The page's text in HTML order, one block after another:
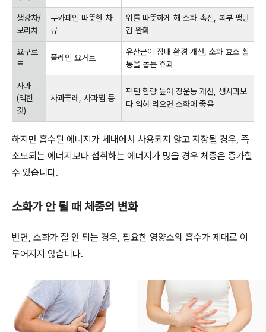
생강차/
보리차
무카페인 따뜻한 차
류
위를 따뜻하게 해 소화 촉진, 복부 팽만
감 완화
요구르
트
플레인 요거트
유산균이 장내 환경 개선, 소화 효소 활
동을 돕는 효과
사과
(익힌
것)
사과퓨레, 사과찜 등
펙틴 함량 높아 장운동 개선, 생사과보
다 익혀 먹으면 소화에 좋음
하지만 흡수된 에너지가 체내에서 사용되지 않고 저장될 경우, 즉
소모되는 에너지보다 섭취하는 에너지가 많을 경우 체중은 증가할
수 있습니다.
소화가 안 될 때 체중의 변화
반면, 소화가 잘 안 되는 경우, 필요한 영양소의 흡수가 제대로 이
루어지지 않습니다.